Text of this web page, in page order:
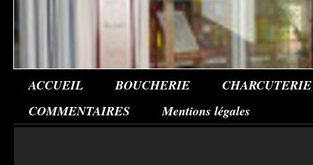
ACCUEIL BOUCHERIE
CHARCUTERIE
COMMENTAIRES
Mentions légales